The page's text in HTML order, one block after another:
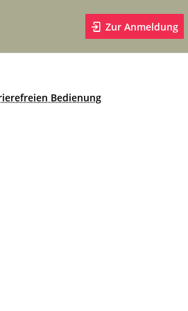
Zur Anmeldung
Bedienung